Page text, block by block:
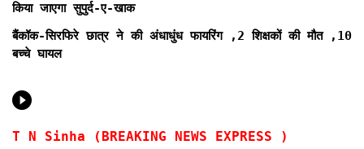
किया जाएगा सुपुर्द-ए-खाक
बैंकॉक-सिरफिरे छात्र ने की अंधाधुंध फायरिंग ,2 शिक्षकों की मौत ,10
बच्चे घायल
T N Sinha (BREAKING NEWS EXPRESS )